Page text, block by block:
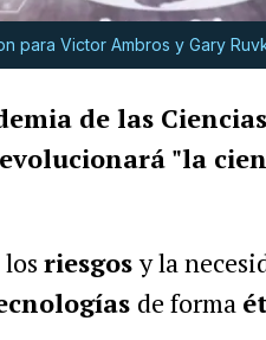
para Victor Ambros y Gary
de las
"la
riesgosy la
de forma